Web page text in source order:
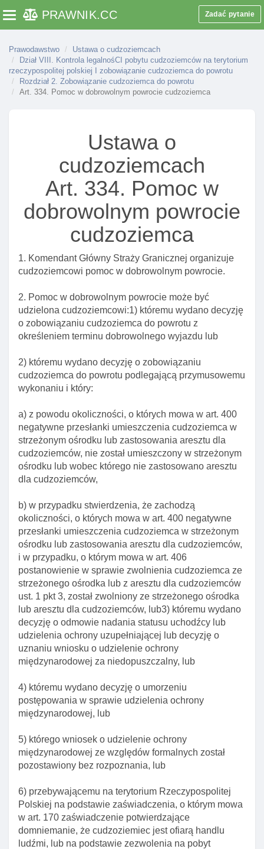
Toggle navigation
PRAWNIK.CC Zadać pytanie
Prawodawstwo
Ustawa o cudzoziemcach
Dział VIII. Kontrola legalnośCI pobytu cudzoziemców na terytorium
rzeczypospolitej polskiej I zobowiązanie cudzoziemca do powrotu
Rozdział 2. Zobowiązanie cudzoziemca do powrotu
Art. 334. Pomoc w dobrowolnym powrocie cudzoziemca
Ustawa o
cudzoziemcach
Art. 334. Pomoc w
dobrowolnym powrocie
cudzoziemca
1. Komendant Główny Straży Granicznej organizuje
cudzoziemcowi pomoc w dobrowolnym powrocie.
2. Pomoc w dobrowolnym powrocie może być
udzielona cudzoziemcowi:1) któremu wydano decyzję
o zobowiązaniu cudzoziemca do powrotu z
określeniem terminu dobrowolnego wyjazdu lub
2) któremu wydano decyzję o zobowiązaniu
cudzoziemca do powrotu podlegającą przymusowemu
wykonaniu i który:
a) z powodu okoliczności, o których mowa w art. 400
negatywne przesłanki umieszczenia cudzoziemca w
strzeżonym ośrodku lub zastosowania aresztu dla
cudzoziemców, nie został umieszczony w strzeżonym
ośrodku lub wobec którego nie zastosowano aresztu
dla cudzoziemców,
b) w przypadku stwierdzenia, że zachodzą
okoliczności, o których mowa w art. 400 negatywne
przesłanki umieszczenia cudzoziemca w strzeżonym
ośrodku lub zastosowania aresztu dla cudzoziemców,
i w przypadku, o którym mowa w art. 406
postanowienie w sprawie zwolnienia cudzoziemca ze
strzeżonego ośrodka lub z aresztu dla cudzoziemców
ust. 1 pkt 3, został zwolniony ze strzeżonego ośrodka
lub aresztu dla cudzoziemców, lub3) któremu wydano
decyzję o odmowie nadania statusu uchodźcy lub
udzielenia ochrony uzupełniającej lub decyzję o
uznaniu wniosku o udzielenie ochrony
międzynarodowej za niedopuszczalny, lub
4) któremu wydano decyzję o umorzeniu
postępowania w sprawie udzielenia ochrony
międzynarodowej, lub
5) którego wniosek o udzielenie ochrony
międzynarodowej ze względów formalnych został
pozostawiony bez rozpoznania, lub
6) przebywającemu na terytorium Rzeczypospolitej
Polskiej na podstawie zaświadczenia, o którym mowa
w art. 170 zaświadczenie potwierdzające
domniemanie, że cudzoziemiec jest ofiarą handlu
ludźmi, lub na podstawie zezwolenia na pobyt
Art. 279. Odbiór dokumentu „zgoda na pobyt
tolerowany” przez cudzoziemca
Art. 280. Wymiana I zwrot dokumentu „zgoda na
pobyt tolerowany”
Art. 281. Unieważnienie dokumentu „zgoda na pobyt
tolerowany”
Art. 283. Posługiwanie się przez cudzoziemca
dokumentami, które był zobowiązany zwróCIć
cudzoziemców dokumentach
Art. 285. Delegacja ustawowa
Art. 286. Lista podróżujących
Dział VIII. Kontrola legalnośCI pobytu cudzoziemców
na terytorium rzeczypospolitej polskiej I zobowiązanie
cudzoziemca do powrotu
Rozdział 1. Kontrola legalnośCI pobytu
cudzoziemców na terytorium rzeczypospolitej
polskiej
dokumentów
Art. 289. Właściwość organów w sprawach kontroli
Art. 290. Współdziałanie organów w zakresie
kontroli legalnośCI pobytu cudzoziemców w rp
Art. 291. Kontrola legalnośCI pobytu
cudzoziemców w rp
Art. 292. Upoważnienie do przeprowadzenia
Art. 293. Uprawnienia kontrolujących legalność
pobytu cudzoziemców w rp
Art. 294. Obowiązki kontrolowanego cudzoziemca
Art. 295. Pobieranie w toku kontroli odcisków linii
papilarnych od cudzoziemca
Art. 296. CzynnośCI kontrolującego po
przeprowadzeniu kontroli
Art. 297. Protokół kontroli legalnośCI pobytu
cudzoziemców w rp
Art. 298. Notatka służbowa po kontroli legalnośCI
Rozdział 2. Zobowiązanie cudzoziemca do powrotu
Art. 299. Obowiązek opuszczenia terytorium rp
Art. 301. Odmowa pobytu przedłużenia okresu
pobytu w ramach ruchu bezwizowego
cudzoziemca do powrotu
Art. 303. Negatywne przesłanki wszczęcia
postepowania w sprawie zobowiązania
cudzoziemca do powrotu